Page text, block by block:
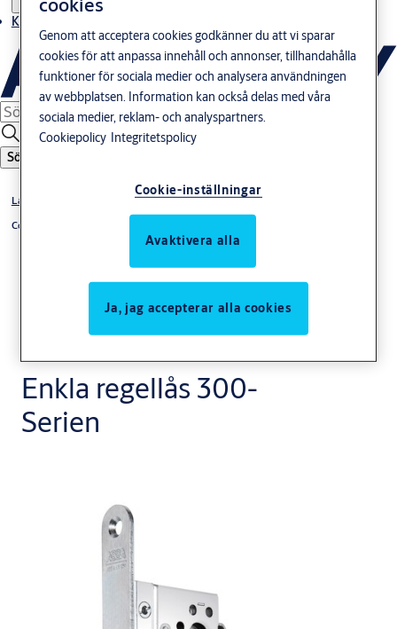
Kontakta oss
Sök
Låshus
Connect
Enkla regellås 300-
Serien
Genom att acceptera cookies godkänner du att vi sparar
cookies för att anpassa innehåll och annonser, tillhandahålla
funktioner för sociala medier och analysera användningen
av webbplatsen. Information kan också delas med våra
sociala medier, reklam- och analyspartners.
Cookiepolicy Integritetspolicy
Cookie-inställningar
Avaktivera alla
Ja, jag accepterar alla cookies